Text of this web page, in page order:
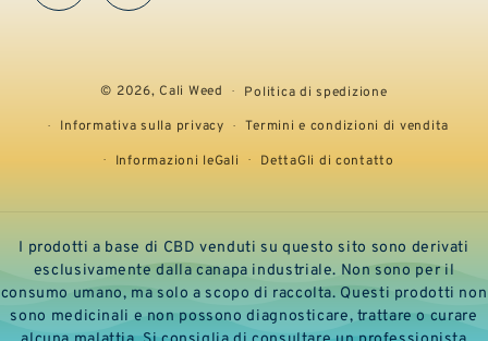
© 2026,Cali Weed
Politica di spedizione
Informativa sulla privacy
Termini e condizioni di vendita
Informazioni leGali
DettaGli di contatto
I prodotti a base di CBD venduti su questo sito sono derivati
esclusivamente dalla canapa industriale. Non sono per il
consumo umano, ma solo a scopo di raccolta. Questi prodotti non
sono medicinali e non possono diagnosticare, trattare o curare